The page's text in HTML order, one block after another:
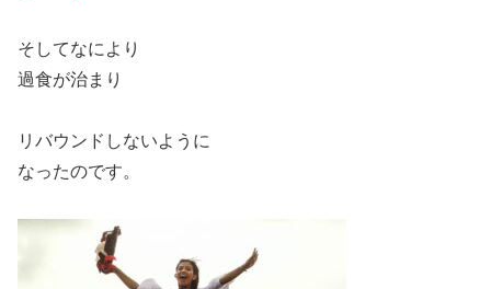
そしてなにより
過食が治まり
リバウンドしないように
なったのです。